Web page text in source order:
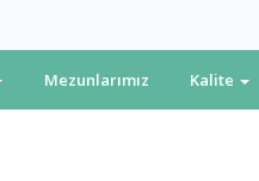
Mezunlarımız Kalite